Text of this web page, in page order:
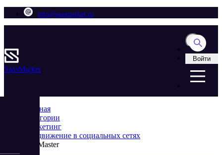
info@saasmarket.ru
SaasMarket
Войти
Главная
Категории
Маркетинг
Продвижение в социальных сетях
Soc Master